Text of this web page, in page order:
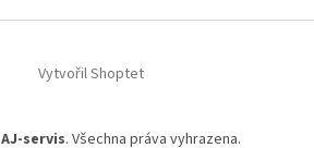
Vytvořil Shoptet
AJ-servis. Všechna práva vyhrazena.